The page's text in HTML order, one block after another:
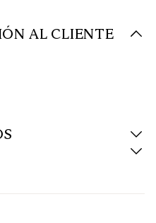
AL CLIENTE